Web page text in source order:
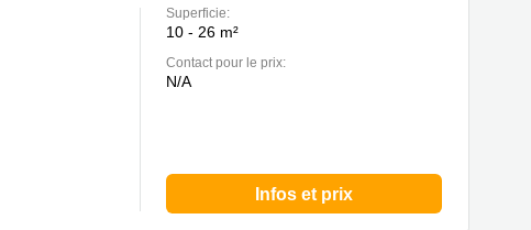
Superficie:
10 - 26 m²
Contact pour le prix:
N/A
Infos et prix